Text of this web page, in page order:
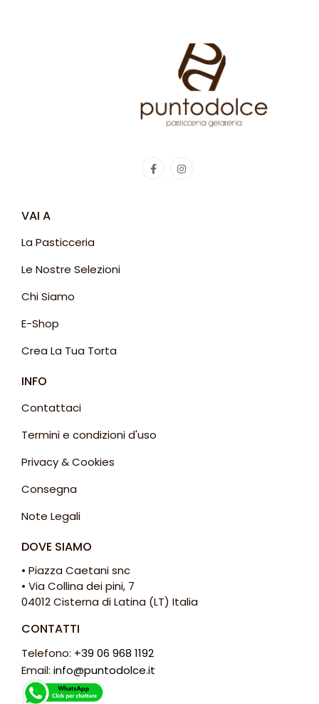
VAI A
La Pasticceria
Le Nostre Selezioni
Chi Siamo
E-Shop
Crea La Tua Torta
INFO
Contattaci
Termini e condizioni d'uso
Privacy & Cookies
Consegna
Note Legali
DOVE SIAMO
• Piazza Caetani snc
• Via Collina dei pini, 7
04012 Cisterna di Latina (LT) Italia
CONTATTI
Telefono: +39 06 968 1192
Email: info@puntodolce.it